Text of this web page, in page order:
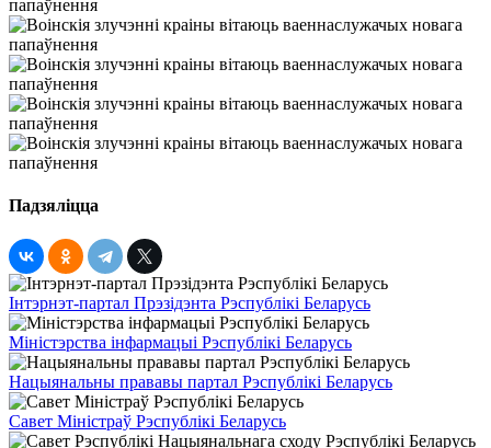
Падзяліцца
Інтэрнэт-партал Прэзідэнта Рэспублікі Беларусь
Міністэрства інфармацыі Рэспублікі Беларусь
Нацыянальны прававы партал Рэспублікі Беларусь
Савет Міністраў Рэспублікі Беларусь